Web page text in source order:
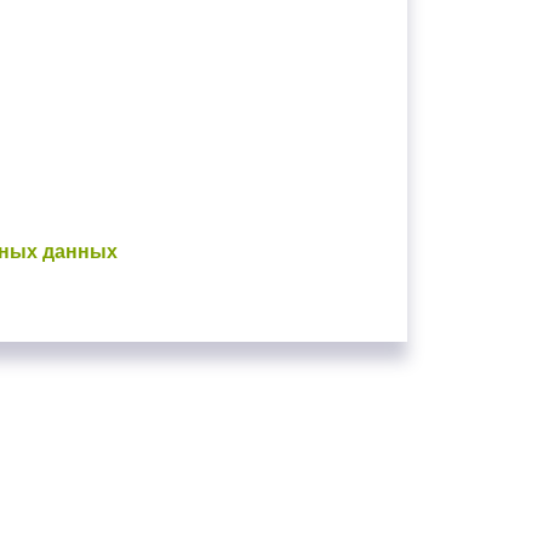
данных